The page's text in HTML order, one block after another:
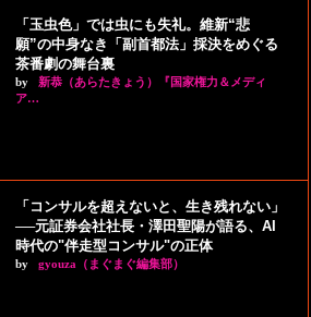
「玉虫色」では虫にも失礼。維新“悲
願”の中身なき「副首都法」採決をめぐる
茶番劇の舞台裏
by
新恭（あらたきょう）『国家権力＆メディ
ア…
「コンサルを超えないと、生き残れない」
──元証券会社社長・澤田聖陽が語る、AI
時代の"伴走型コンサル"の正体
by gyouza（まぐまぐ編集部）